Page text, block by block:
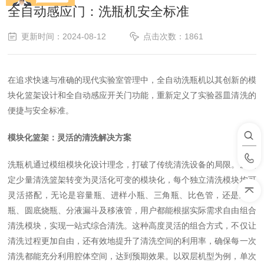
全自动感应门：洗瓶机安全标准
更新时间：2024-08-12 点击次数：1861
在追求快速与准确的现代实验室管理中，全自动洗瓶机以其创新的模
块化篮架设计和全自动感应开关门功能，重新定义了实验器皿清洗的
便捷与安全标准。
模块化篮架：灵活的清洗解决方案
洗瓶机通过模组模块化设计理念，打破了传统清洗设备的局限。从固
定少量清洗篮架转变为灵活化可变的模块化，每个独立清洗模块均可
灵活搭配，无论是容量瓶、进样小瓶、三角瓶、比色管，还是鸡心
瓶、圆底烧瓶、分液漏斗及移液管，用户都能根据实际需求自由组合
清洗模块，实现一站式综合清洗。这种高度灵活的组合方式，不仅让
清洗过程更加自由，还有效地提升了清洗空间的利用率，确保每一次
清洗都能充分利用腔体空间，达到预期效果。以双层机型为例，单次